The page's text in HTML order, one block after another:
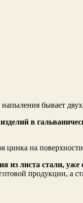
бывает
в
на
из листа стали,
продукции, а